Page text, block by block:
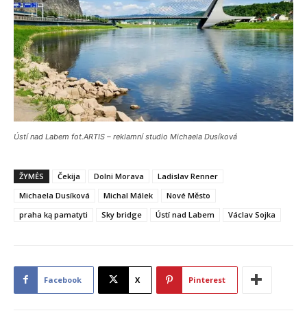
Ústí nad Labem fot.ARTIS – reklamní studio Michaela Dusíková
ŽYMĖS Čekija Dolni Morava
Ladislav Renner
Michaela Dusíková
Michal Málek
Nové Město
praha ką pamatyti
Sky bridge Ústí nad Labem Václav Sojka
Facebook X Pinterest